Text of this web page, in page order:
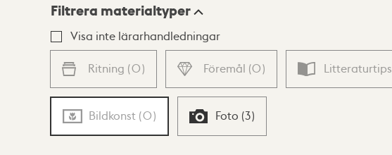
Lista Karta
Filtrera materialtyper
Visa inte lärarhandledningar
Ritning (0) Föremål (0) Litteraturtips
Bildkonst (0) Foto (3)